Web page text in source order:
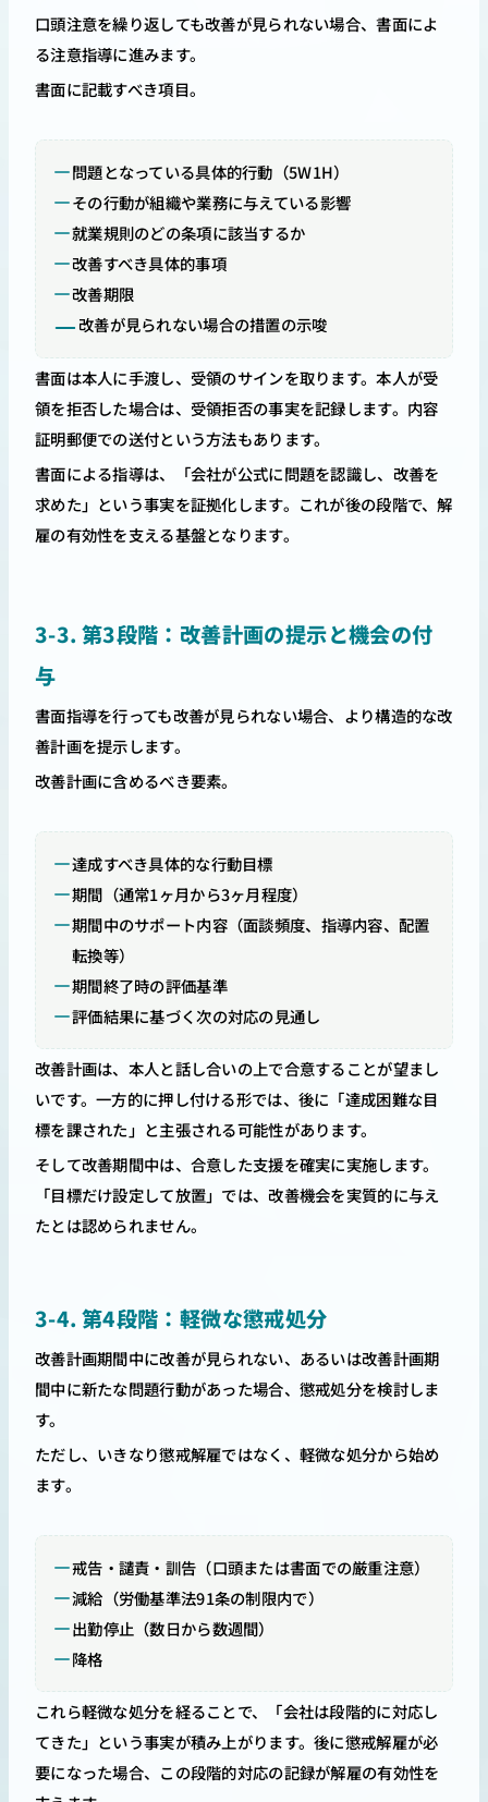
口頭注意を繰り返しても改善が見られない場合、書面によ
る注意指導に進みます。
書面に記載すべき項目。
問題となっている具体的行動（5W1H）
その行動が組織や業務に与えている影響
就業規則のどの条項に該当するか
改善すべき具体的事項
改善期限
改善が見られない場合の措置の示唆
書面は本人に手渡し、受領のサインを取ります。本人が受
領を拒否した場合は、受領拒否の事実を記録します。内容
証明郵便での送付という方法もあります。
書面による指導は、「会社が公式に問題を認識し、改善を
求めた」という事実を証拠化します。これが後の段階で、解
雇の有効性を支える基盤となります。
3-3. 第3段階：改善計画の提示と機会の付
与
書面指導を行っても改善が見られない場合、より構造的な改
善計画を提示します。
改善計画に含めるべき要素。
達成すべき具体的な行動目標
期間（通常1ヶ月から3ヶ月程度）
期間中のサポート内容（面談頻度、指導内容、配置
転換等）
期間終了時の評価基準
評価結果に基づく次の対応の見通し
改善計画は、本人と話し合いの上で合意することが望まし
いです。一方的に押し付ける形では、後に「達成困難な目
標を課された」と主張される可能性があります。
そして改善期間中は、合意した支援を確実に実施します。
「目標だけ設定して放置」では、改善機会を実質的に与え
たとは認められません。
3-4. 第4段階：軽微な懲戒処分
改善計画期間中に改善が見られない、あるいは改善計画期
間中に新たな問題行動があった場合、懲戒処分を検討しま
す。
ただし、いきなり懲戒解雇ではなく、軽微な処分から始め
ます。
戒告・譴責・訓告（口頭または書面での厳重注意）
減給（労働基準法91条の制限内で）
出勤停止（数日から数週間）
降格
これら軽微な処分を経ることで、「会社は段階的に対応し
てきた」という事実が積み上がります。後に懲戒解雇が必
要になった場合、この段階的対応の記録が解雇の有効性を